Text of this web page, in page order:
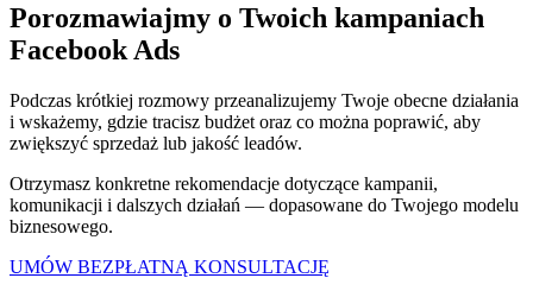
Porozmawiajmy o Twoich kampaniach
Facebook Ads
Podczas krótkiej rozmowy przeanalizujemy Twoje obecne działania
i wskażemy, gdzie tracisz budżet oraz co można poprawić, aby
zwiększyć sprzedaż lub jakość leadów.
Otrzymasz konkretne rekomendacje dotyczące kampanii,
komunikacji i dalszych działań — dopasowane do Twojego modelu
biznesowego.
UMÓW BEZPŁATNĄ KONSULTACJĘ